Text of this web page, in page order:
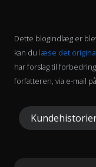
Dette blogindlæg er
kan du læse det
har forslag til
forfatteren, via e-mail på